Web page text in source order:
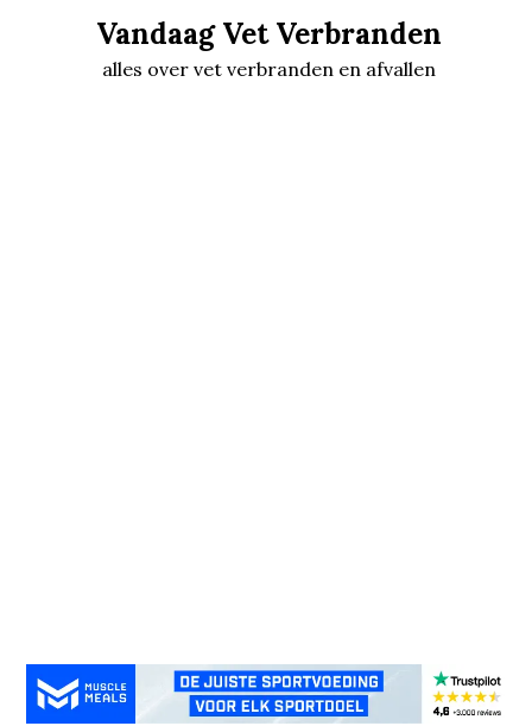
Vandaag Vet Verbranden
alles over vet verbranden en afvallen